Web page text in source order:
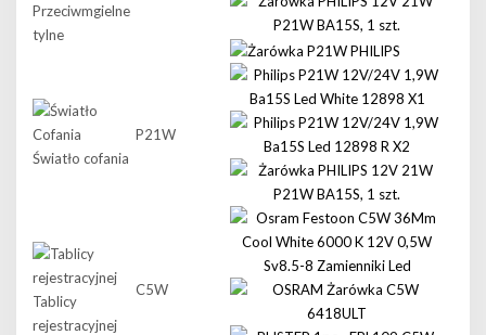
Przeciwmgielne
tylne
Światło cofania
P21W
Tablicy
rejestracyjnej
C5W